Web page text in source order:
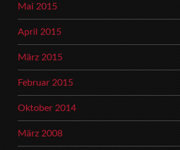
Mai 2015
April 2015
März 2015
Februar 2015
Oktober 2014
März 2008